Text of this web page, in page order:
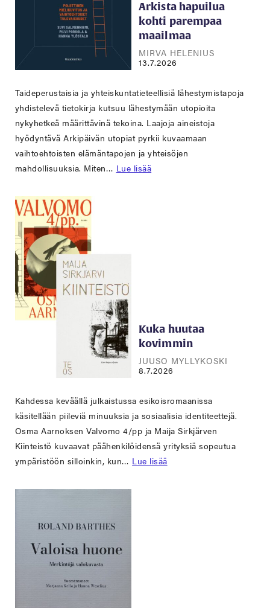
Arkista hapuilua
kohti parempaa
maailmaa
MIRVA HELENIUS
13.7.2026
Taideperustaisia ja yhteiskuntatieteellisiä lähestymistapoja
yhdistelevä tietokirja kutsuu lähestymään utopioita
nykyhetkeä määrittävinä tekoina. Laajoja aineistoja
hyödyntävä Arkipäivän utopiat pyrkii kuvaamaan
vaihtoehtoisten elämäntapojen ja yhteisöjen
mahdollisuuksia. Miten… Lue lisää
Kuka huutaa
kovimmin
JUUSO MYLLYKOSKI
8.7.2026
Kahdessa keväällä julkaistussa esikoisromaanissa
käsitellään piileviä minuuksia ja sosiaalisia identiteettejä.
Osma Aarnoksen Valvomo 4/pp ja Maija Sirkjärven
Kiinteistö kuvaavat päähenkilöidensä yrityksiä sopeutua
ympäristöön silloinkin, kun… Lue lisää